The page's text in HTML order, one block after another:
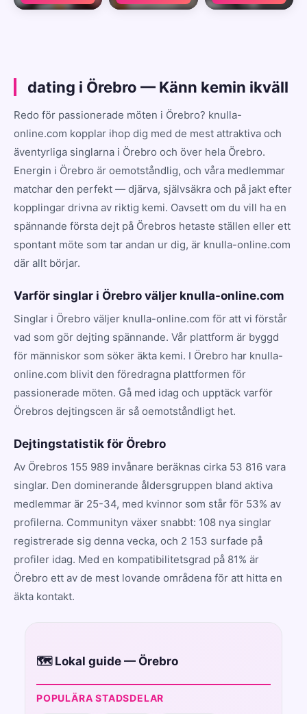
dating i Örebro — Känn kemin ikväll
Redo för passionerade möten i Örebro? knulla-
online.com kopplar ihop dig med de mest attraktiva och
äventyrliga singlarna i Örebro och över hela Örebro.
Energin i Örebro är oemotståndlig, och våra medlemmar
matchar den perfekt — djärva, självsäkra och på jakt efter
kopplingar drivna av riktig kemi. Oavsett om du vill ha en
spännande första dejt på Örebros hetaste ställen eller ett
spontant möte som tar andan ur dig, är knulla-online.com
där allt börjar.
Varför singlar i Örebro väljer knulla-online.com
Singlar i Örebro väljer knulla-online.com för att vi förstår
vad som gör dejting spännande. Vår plattform är byggd
för människor som söker äkta kemi. I Örebro har knulla-
online.com blivit den föredragna plattformen för
passionerade möten. Gå med idag och upptäck varför
Örebros dejtingscen är så oemotståndligt het.
Dejtingstatistik för Örebro
Av Örebros 155 989 invånare beräknas cirka 53 816 vara
singlar. Den dominerande åldersgruppen bland aktiva
medlemmar är 25-34, med kvinnor som står för 53% av
profilerna. Communityn växer snabbt: 108 nya singlar
registrerade sig denna vecka, och 2 153 surfade på
profiler idag. Med en kompatibilitetsgrad på 81% är
Örebro ett av de mest lovande områdena för att hitta en
äkta kontakt.
🗺️ Lokal guide — Örebro
POPULÄRA STADSDELAR